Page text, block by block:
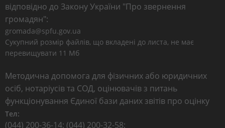
відповідно до Закону України "Про звернення
громадян":
gromada@spfu.gov.ua
Сукупний розмір файлів, що вкладені до листа, не має
перевищувати 11 Мб
Методична допомога для фізичних або юридичних
осіб, нотаріусів та СОД, оцінювачів з питань
функціонування Єдиної бази даних звітів про оцінку
Тел:
(044) 200-36-14; (044) 200-32-58;